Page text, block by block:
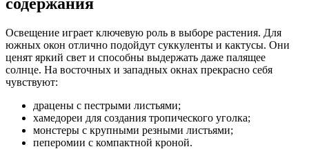
Освещение играет ключевую роль в выборе растения. Для
южных окон отлично подойдут суккуленты и кактусы. Они
ценят яркий свет и способны выдержать даже палящее
солнце. На восточных и западных окнах прекрасно себя
чувствуют:
драцены с пестрыми листьями;
хамедореи для создания тропического уголка;
монстеры с крупными резными листьями;
пеперомии с компактной кроной.